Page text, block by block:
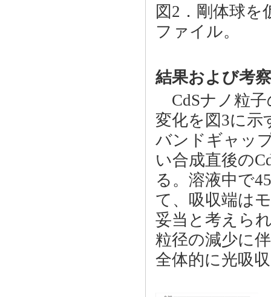
図2．剛体球
ファイル。
結果および考
CdSナノ粒子
変化を図3に示
バンドギャッ
い合成直後の
る。溶液中で
て、吸収端は
妥当と考えら
粒径の減少に
全体的に光吸